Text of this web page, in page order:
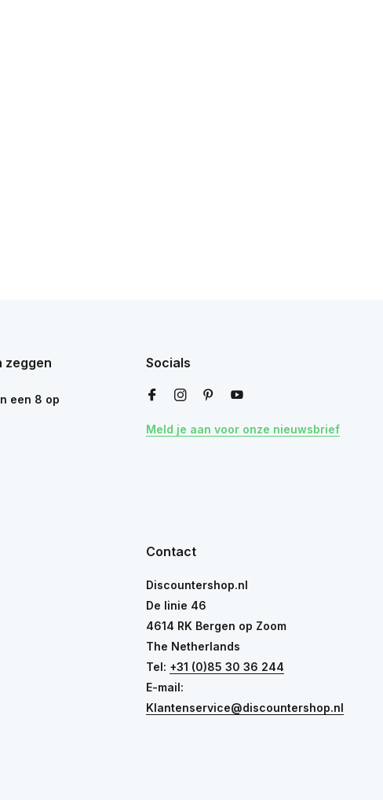
zeggen
een 8 op
Socials
Meld je aan voor onze nieuwsbrief
Contact
Discountershop.nl
De linie 46
4614 RK Bergen op Zoom
The Netherlands
Tel: +31 (0)85 30 36 244
E-mail:
Klantenservice@discountershop.nl